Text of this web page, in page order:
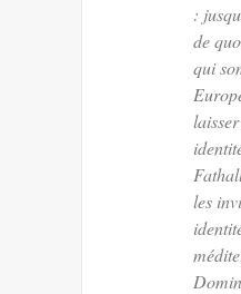
:
de
qui
les